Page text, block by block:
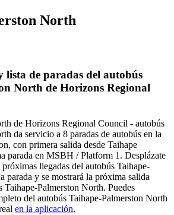
North
lista de paradas del autobús
North de Horizons Regional
de Horizons Regional Council - autobús
da servicio a 8 paradas de autobús en la
con primera salida desde Taihape
parada en MSBH / Platform 1. Desplázate
llegadas del autobús Taihape-
parada y se mostrará la próxima salida
Taihape-Palmerston North. Puedes
del autobús Taihape-Palmerston North
en la aplicación.